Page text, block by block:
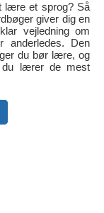
lære et sprog? Så
giver dig en
vejledning om
anderledes. Den
du bør lære, og
du lærer de mest